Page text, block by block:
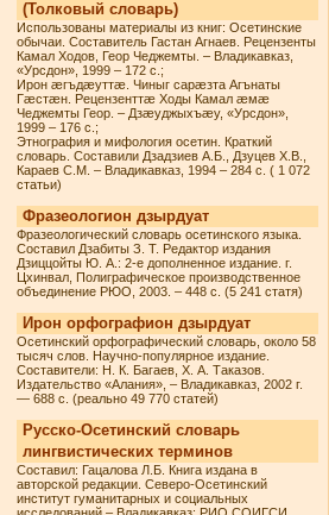
(Толковый словарь)
Использованы материалы из книг: Осетинские
обычаи. Составитель Гастан Агнаев. Рецензенты
Камал Ходов, Геор Чеджемты. – Владикавказ,
«Урсдон», 1999 – 172 с.;
Ирон æгъдæуттæ. Чиныг сарæзта Агънаты
Гæстæн. Рецензенттæ Ходы Камал æмæ
Чеджемты Геор. – Дзæуджыхъæу, «Урсдон»,
1999 – 176 с.;
Этнография и мифология осетин. Краткий
словарь. Составили Дзадзиев А.Б., Дзуцев Х.В.,
Караев С.М. – Владикавказ, 1994 – 284 с. ( 1 072
статьи)
Фразеологион дзырдуат
Фразеологический словарь осетинского языка.
Составил Дзабиты З. Т. Редактор издания
Дзиццойты Ю. А.: 2-е дополненное издание. г.
Цхинвал, Полиграфическое производственное
объединение РЮО, 2003. – 448 с. (5 241 статя)
Ирон орфографион дзырдуат
Осетинский орфографический словарь, около 58
тысяч слов. Научно-популярное издание.
Составители: Н. К. Багаев, Х. А. Таказов.
Издательство «Алания», – Владикавказ, 2002 г.
— 688 с. (реально 49 770 статей)
Русско-Осетинский словарь
лингвистических терминов
Составил: Гацалова Л.Б. Книга издана в
авторской редакции. Северо-Осетинский
институт гуманитарных и социальных